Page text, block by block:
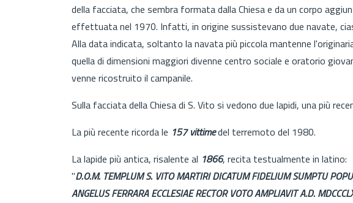
della facciata, che sembra formata dalla Chiesa e da un corpo
effettuata nel 1970. Infatti, in origine sussistevano due navate,
Alla data indicata, soltanto la navata più piccola mantenne
quella di dimensioni maggiori divenne centro sociale e oratorio
venne ricostruito il campanile.
Sulla facciata della Chiesa di S. Vito si vedono due lapidi, una più
La più recente ricorda le 157 vittimedel terremoto del 1980.
La lapide più antica, risalente al 1866, recita testualmente in latino:
"D.O.M. TEMPLUM S. VITO MARTIRI DICATUM FIDELIUM SUMPTU
ANGELUS FERRARA ECCLESIAE RECTOR VOTO AMPLIAVIT A.D.